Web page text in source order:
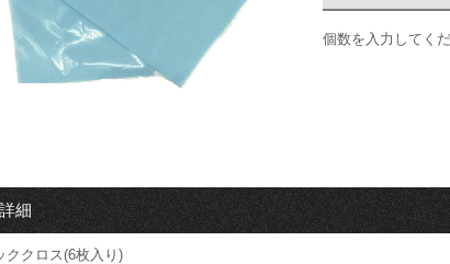
個数を入力してく
細
ククロス(6枚入り)